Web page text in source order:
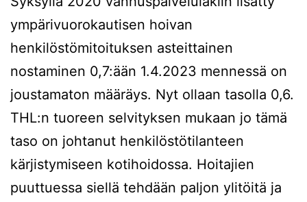
ympärivuorokautisen hoivan
henkilöstömitoituksen asteittainen
nostaminen 0,7:ään 1.4.2023 mennessä on
joustamaton määräys. Nyt ollaan tasolla 0,6.
THL:n tuoreen selvityksen mukaan jo tämä
taso on johtanut henkilöstötilanteen
kärjistymiseen kotihoidossa. Hoitajien
puuttuessa siellä tehdään paljon ylitöitä ja